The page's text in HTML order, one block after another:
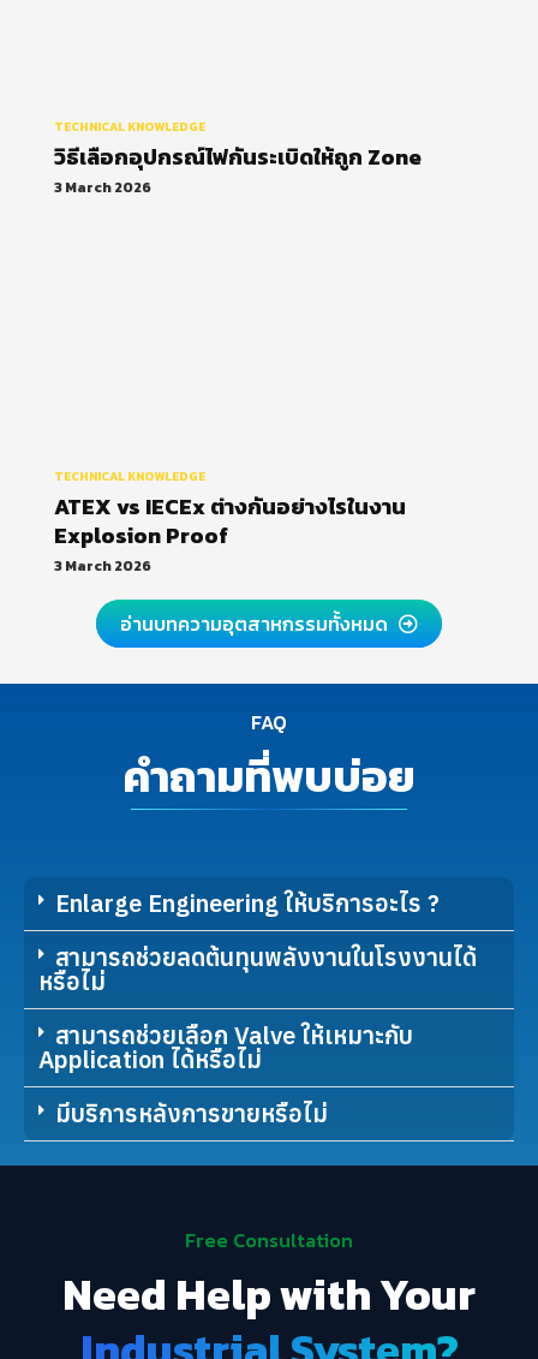
TECHNICAL KNOWLEDGE
วิธีเลือกอุปกรณ์ไฟกันระเบิดให้ถูก Zone
3 March 2026
TECHNICAL KNOWLEDGE
ATEX vs IECEx ต่างกันอย่างไรในงาน
Explosion Proof
3 March 2026
อ่านบทความอุตสาหกรรมทั้งหมด
FAQ
คำถามที่พบบ่อย
Enlarge Engineering ให้บริการอะไร ?
สามารถช่วยลดต้นทุนพลังงานในโรงงานได้
หรือไม่
สามารถช่วยเลือก Valve ให้เหมาะกับ
Application ได้หรือไม่
มีบริการหลังการขายหรือไม่
Free Consultation
Need Help with Your